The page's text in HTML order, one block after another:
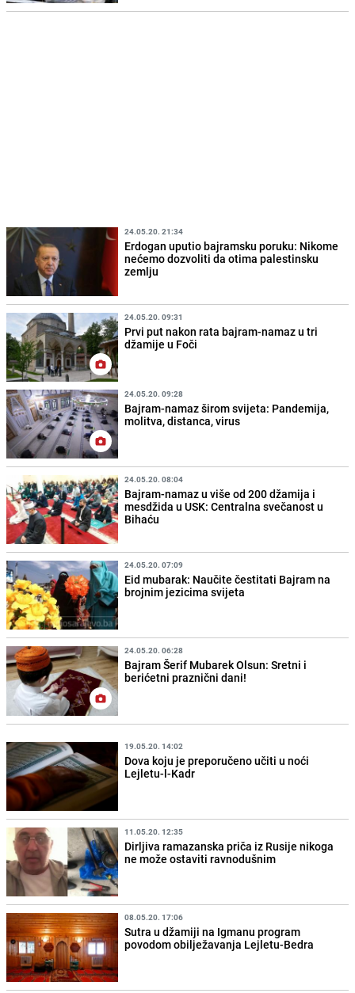
24.05.20. 21:34
Erdogan uputio bajramsku poruku: Nikome
nećemo dozvoliti da otima palestinsku
zemlju
24.05.20. 09:31
Prvi put nakon rata bajram-namaz u tri
džamije u Foči
24.05.20. 09:28
Bajram-namaz širom svijeta: Pandemija,
molitva, distanca, virus
24.05.20. 08:04
Bajram-namaz u više od 200 džamija i
mesdžida u USK: Centralna svečanost u
Bihaću
24.05.20. 07:09
Eid mubarak: Naučite čestitati Bajram na
brojnim jezicima svijeta
24.05.20. 06:28
Bajram Šerif Mubarek Olsun: Sretni i
berićetni praznični dani!
19.05.20. 14:02
Dova koju je preporučeno učiti u noći
Lejletu-l-Kadr
11.05.20. 12:35
Dirljiva ramazanska priča iz Rusije nikoga
ne može ostaviti ravnodušnim
08.05.20. 17:06
Sutra u džamiji na Igmanu program
povodom obilježavanja Lejletu-Bedra